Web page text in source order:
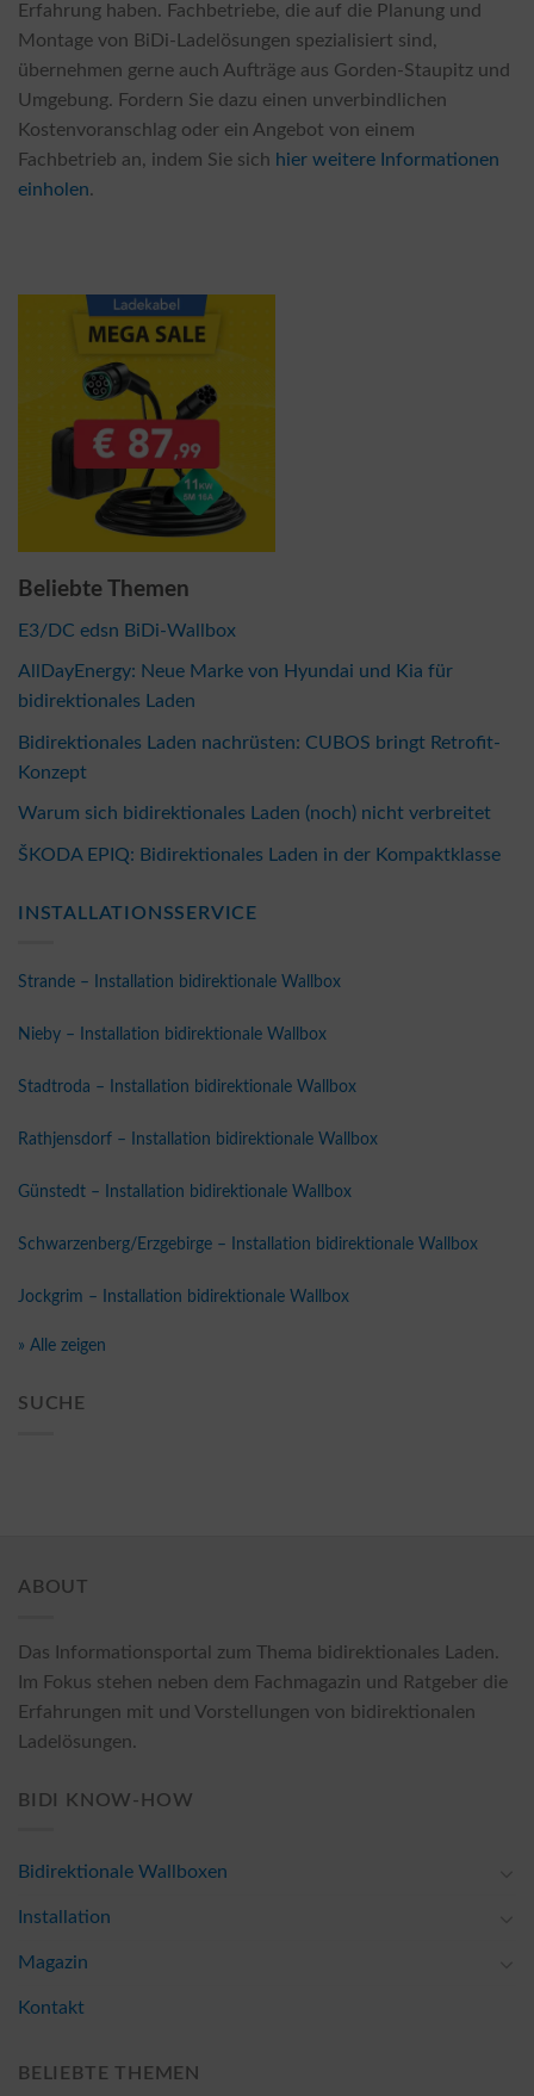
Erfahrung haben. Fachbetriebe, die auf die Planung und
Montage von BiDi-Ladelösungen spezialisiert sind,
übernehmen gerne auch Aufträge aus Gorden-Staupitz und
Umgebung. Fordern Sie dazu einen unverbindlichen
Kostenvoranschlag oder ein Angebot von einem
Fachbetrieb an, indem Sie sich hier weitere Informationen
einholen.
Beliebte Themen
E3/DC edsn BiDi-Wallbox
AllDayEnergy: Neue Marke von Hyundai und Kia für
bidirektionales Laden
Bidirektionales Laden nachrüsten: CUBOS bringt Retrofit-
Konzept
Warum sich bidirektionales Laden (noch) nicht verbreitet
ŠKODA EPIQ: Bidirektionales Laden in der Kompaktklasse
INSTALLATIONSSERVICE
Strande – Installation bidirektionale Wallbox
Nieby – Installation bidirektionale Wallbox
Stadtroda – Installation bidirektionale Wallbox
Rathjensdorf – Installation bidirektionale Wallbox
Günstedt – Installation bidirektionale Wallbox
Schwarzenberg/Erzgebirge – Installation bidirektionale Wallbox
Jockgrim – Installation bidirektionale Wallbox
» Alle zeigen
SUCHE
ABOUT
Das Informationsportal zum Thema bidirektionales Laden.
Im Fokus stehen neben dem Fachmagazin und Ratgeber die
Erfahrungen mit und Vorstellungen von bidirektionalen
Ladelösungen.
BIDI KNOW-HOW
Bidirektionale Wallboxen
Installation
Magazin
Kontakt
BELIEBTE THEMEN